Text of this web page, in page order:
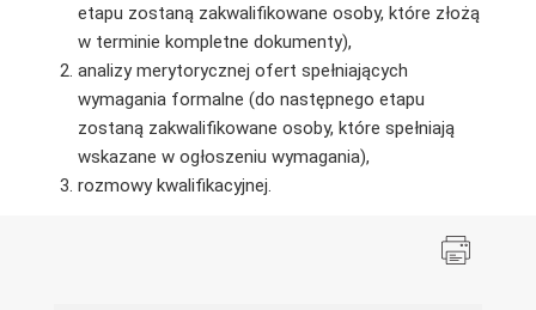
etapu zostaną zakwalifikowane osoby, które złożą
w terminie kompletne dokumenty),
analizy merytorycznej ofert spełniających
wymagania formalne (do następnego etapu
zostaną zakwalifikowane osoby, które spełniają
wskazane w ogłoszeniu wymagania),
rozmowy kwalifikacyjnej.